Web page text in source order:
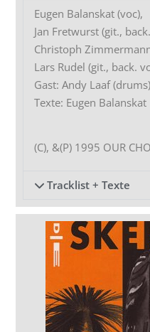
Eugen Balanskat (voc),
Jan Fretwurst (git.,
Christoph
Lars Rudel (git., back.
Gast: Andy Laaf (drums)
Texte: Eugen Balanskat
(C), &(P) 1995 OUR
Tracklist + Texte